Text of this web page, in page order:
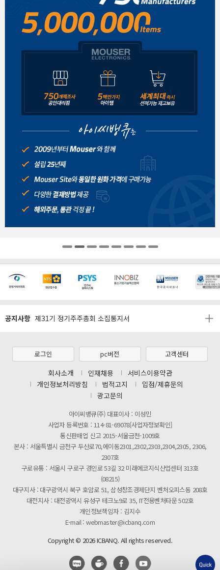
공지사항
[마일리지 적립 및 사용 정책 개편 안내]
[2026년 8월 신용카드 무이자 행사 안내]
[마일리지 적립 및 사용 정책 개편 안내]
제31기 정기주주총회 소집통지서
[마일리지 적립 및 사용 정책 개편 안내]
로그인 pc버전 고객센터
회사소개 인재채용
서비스이용약관
개인정보처리방침
법적고지
입점/제휴문의
광고문의
아이씨뱅큐(주) 대표이사 : 이성민
사업자 등록번호 : 114-81-69078[사업자정보확인]
통신판매업 신고 2015-서울금천-1009호
본사 : 서울특별시 금천구 두산로70,에이동2301,2302,2303,2304,2305, 2306,
2307호
구로유통 : 서울시 구로구 경인로 53길 32 미래에코지식산업센터 313호
(08215)
대구지사 : 대구광역시 북구 호암로 51, 삼성창조경제단지 벤처오피스동 208호
대전지사 : 대전광역시 유성구 테크노9로 35, IT전용벤처타운 502호
개인정보책임자 : 김지수
E-mail : webmaster@icbanq.com
Copyright © 2026 ICBANQ. All rights reserved.